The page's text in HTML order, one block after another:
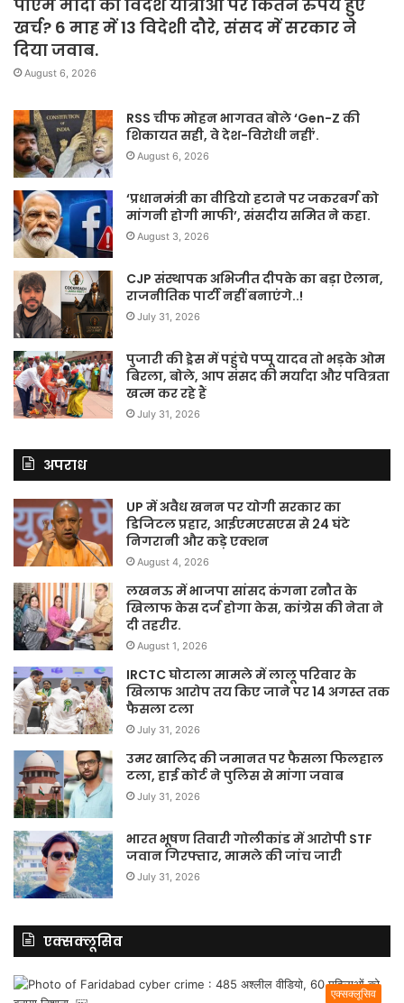
पीएम मोदी की विदेश यात्राओं पर कितने रुपये हुए
खर्च? 6 माह में 13 विदेशी दौरे, संसद में सरकार ने
दिया जवाब.
August 6, 2026
RSS चीफ मोहन भागवत बोले ‘Gen-Z की
शिकायत सही, वे देश-विरोधी नहीं’.
August 6, 2026
‘प्रधानमंत्री का वीडियो हटाने पर जकरबर्ग को
मांगनी होगी माफी’, संसदीय समित ने कहा.
August 3, 2026
CJP संस्थापक अभिजीत दीपके का बड़ा ऐलान,
राजनीतिक पार्टी नहीं बनाएंगे..!
July 31, 2026
पुजारी की ड्रेस में पहुंचे पप्पू यादव तो भड़के ओम
बिरला, बोले, आप संसद की मर्यादा और पवित्रता
खत्म कर रहे हैं
July 31, 2026
अपराध
UP में अवैध खनन पर योगी सरकार का
डिजिटल प्रहार, आईएमएसएस से 24 घंटे
निगरानी और कड़े एक्शन
August 4, 2026
लखनऊ में भाजपा सांसद कंगना रनौत के
खिलाफ केस दर्ज होगा केस, कांग्रेस की नेता ने
दी तहरीर.
August 1, 2026
IRCTC घोटाला मामले में लालू परिवार के
खिलाफ आरोप तय किए जाने पर 14 अगस्त तक
फैसला टला
July 31, 2026
उमर खालिद की जमानत पर फैसला फिलहाल
टला, हाई कोर्ट ने पुलिस से मांगा जवाब
July 31, 2026
भारत भूषण तिवारी गोलीकांड में आरोपी STF
जवान गिरफ्तार, मामले की जांच जारी
July 31, 2026
एक्सक्लूसिव
एक्सक्लूसिव